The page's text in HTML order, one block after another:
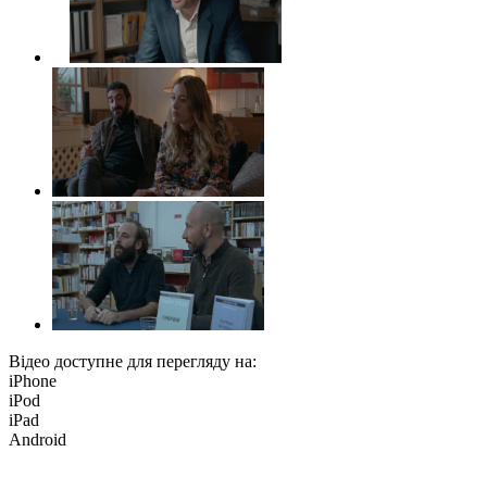
Відео доступне для перегляду на:
iPhone
iPod
iPad
Android